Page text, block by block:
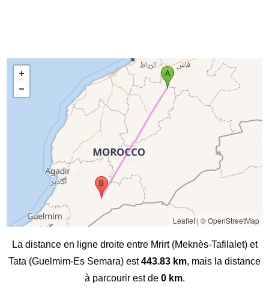
Leaflet| © OpenStreetMap
La distance en ligne droite entre Mrirt (Meknès-Tafilalet) et
Tata (Guelmim-Es Semara) est443.83 km, mais la distance
à parcourir est de 0 km.